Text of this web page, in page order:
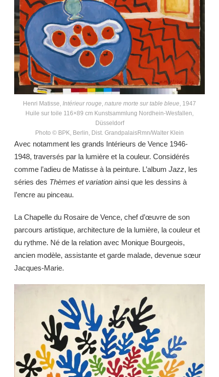
Henri Matisse, Intérieur rouge nature morte sur table bleue , 1947
Huile sur toile 116×89 cm Kunstsammlung Nordhein-Wesfallen,
Düsseldorf
Photo © BPK, Berlin, Dist. GrandpalaisRmn/Walter Klein
Avec notamment les grands Intérieurs de Vence 1946-
1948, traversés par la lumière et la couleur. Considérés
comme l’adieu de Matisse à la peinture. L’album Jazz, les
séries des Thèmes et variation ainsi que les dessins à
l’encre au pinceau.
La Chapelle du Rosaire de Vence, chef d’œuvre de son
parcours artistique, architecture de la lumière, la couleur et
du rythme. Né de la relation avec Monique Bourgeois,
ancien modèle, assistante et garde malade, devenue sœur
Jacques-Marie.